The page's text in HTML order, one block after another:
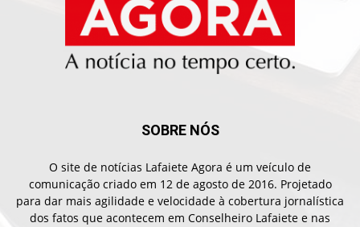
SOBRE NÓS
O site de notícias Lafaiete Agora é um veículo de
comunicação criado em 12 de agosto de 2016. Projetado
para dar mais agilidade e velocidade à cobertura jornalística
dos fatos que acontecem em Conselheiro Lafaiete e nas